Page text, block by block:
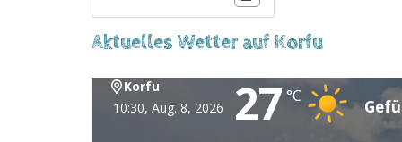
Aktuelles Wetter auf Korfu
Korfu
10:30, Aug. 8, 2026 27 °C